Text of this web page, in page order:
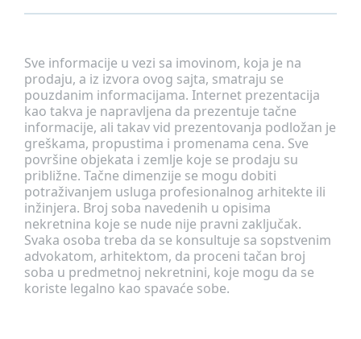
Sve informacije u vezi sa imovinom, koja je na
prodaju, a iz izvora ovog sajta, smatraju se
pouzdanim informacijama. Internet prezentacija
kao takva je napravljena da prezentuje tačne
informacije, ali takav vid prezentovanja podložan je
greškama, propustima i promenama cena. Sve
površine objekata i zemlje koje se prodaju su
približne. Tačne dimenzije se mogu dobiti
potraživanjem usluga profesionalnog arhitekte ili
inžinjera. Broj soba navedenih u opisima
nekretnina koje se nude nije pravni zaključak.
Svaka osoba treba da se konsultuje sa sopstvenim
advokatom, arhitektom, da proceni tačan broj
soba u predmetnoj nekretnini, koje mogu da se
koriste legalno kao spavaće sobe.